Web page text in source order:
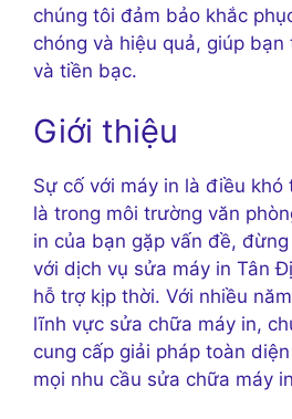
chúng tôi đảm bảo khắc
chóng và hiệu quả, giúp
và tiền bạc.
Giới thiệu
Sự cố với máy in là điều
là trong môi trường văn
in của bạn gặp vấn đề,
với dịch vụ sửa máy in Tân
hỗ trợ kịp thời. Với nhiều
lĩnh vực sửa chữa máy in,
cung cấp giải pháp toàn
mọi nhu cầu sửa chữa máy